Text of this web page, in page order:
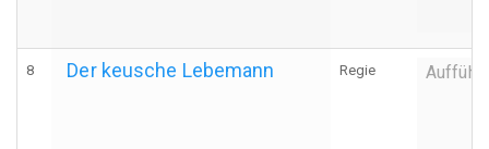
8 Der keusche Lebemann Regie